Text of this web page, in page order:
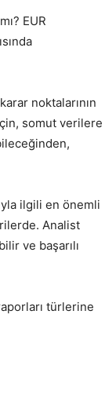
EUR
noktalarının
somut verilere
ilgili en önemli
Analist
ve başarılı
türlerine